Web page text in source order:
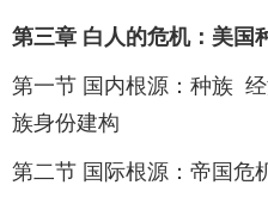
第三章 白人的危机：美国
第一节 国内根源：种族
族身份建构
第二节 国际根源：帝国危